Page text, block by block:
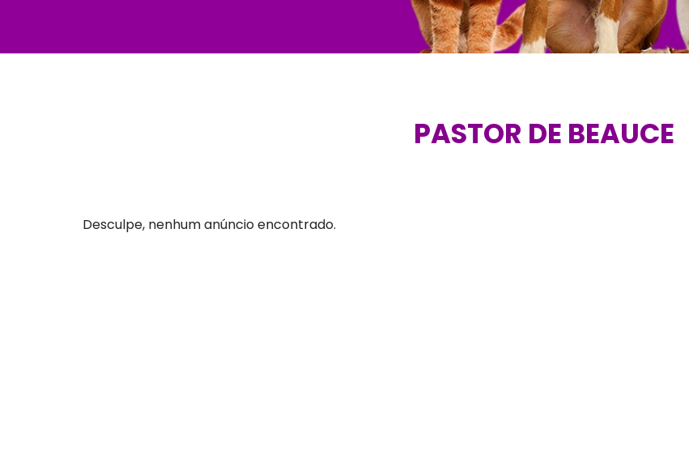
PASTOR DE BEAUCE
Desculpe, nenhum anúncio encontrado.